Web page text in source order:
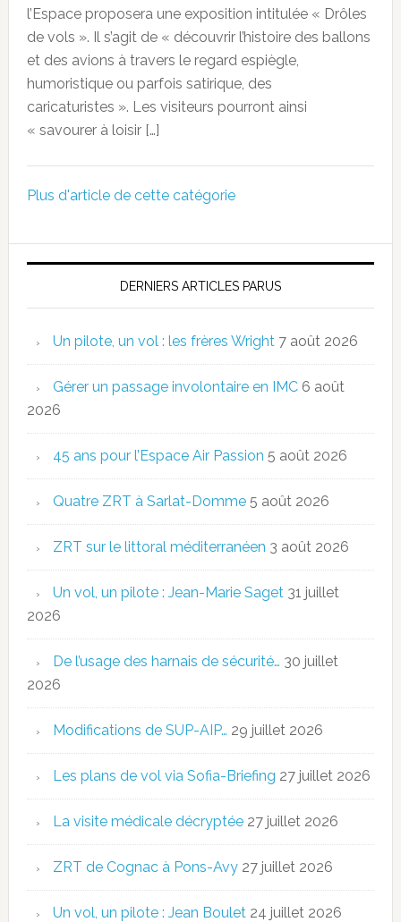
l’Espace proposera une exposition intitulée « Drôles
de vols ». Il s’agit de « découvrir l’histoire des ballons
et des avions à travers le regard espiègle,
humoristique ou parfois satirique, des
caricaturistes ». Les visiteurs pourront ainsi
« savourer à loisir […]
Plus d'article de cette catégorie
DERNIERS ARTICLES PARUS
Un pilote, un vol : les frères Wright 7 août 2026
Gérer un passage involontaire en IMC 6 août
2026
45 ans pour l’Espace Air Passion 5 août 2026
Quatre ZRT à Sarlat-Domme 5 août 2026
ZRT sur le littoral méditerranéen 3 août 2026
Un vol, un pilote : Jean-Marie Saget 31 juillet
2026
De l’usage des harnais de sécurité… 30 juillet
2026
Modifications de SUP-AIP… 29 juillet 2026
Les plans de vol via Sofia-Briefing 27 juillet 2026
La visite médicale décryptée 27 juillet 2026
ZRT de Cognac à Pons-Avy 27 juillet 2026
Un vol, un pilote : Jean Boulet 24 juillet 2026